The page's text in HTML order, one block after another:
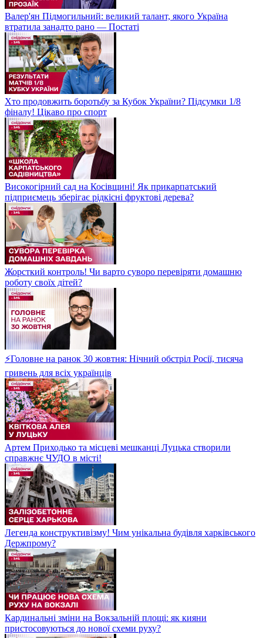
Валер'ян Підмогильний: великий талант, якого Україна
втратила занадто рано — Постаті
Хто продовжить боротьбу за Кубок України? Підсумки 1/8
фіналу! Цікаво про спорт
Високогірний сад на Косівщині! Як прикарпатський
підприємець зберігає рідкісні фруктові дерева?
Жорсткий контроль! Чи варто суворо перевіряти домашню
роботу своїх дітей?
⚡Головне на ранок 30 жовтня: Нічний обстріл Росії, тисяча
гривень для всіх українців
Артем Приходько та місцеві мешканці Луцька створили
справжнє ЧУДО в місті!
Легенда конструктивізму! Чим унікальна будівля харківського
Держпрому?
Кардинальні зміни на Вокзальній площі: як кияни
пристосовуються до нової схеми руху?